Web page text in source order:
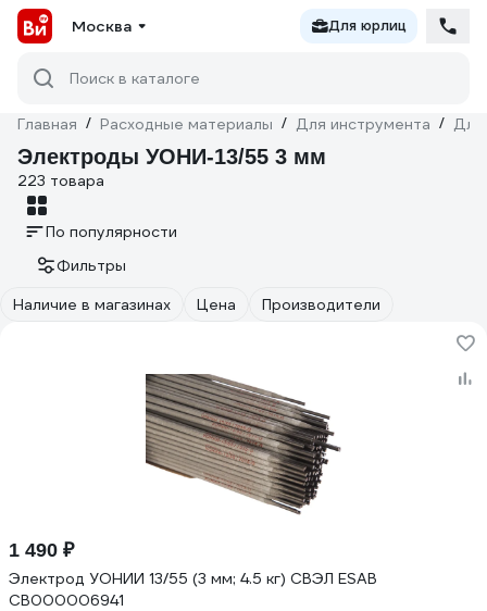
Москва Для юрлиц
Поиск в каталоге
Главная / Расходные материалы / Для инструмента / Для
Электроды УОНИ-13/55 3 мм
223 товара
По популярности
Фильтры
Наличие в магазинах
Цена Производители
1 490 ₽
Электрод УОНИИ 13/55 (3 мм; 4.5 кг) СВЭЛ ESAB
СВ000006941